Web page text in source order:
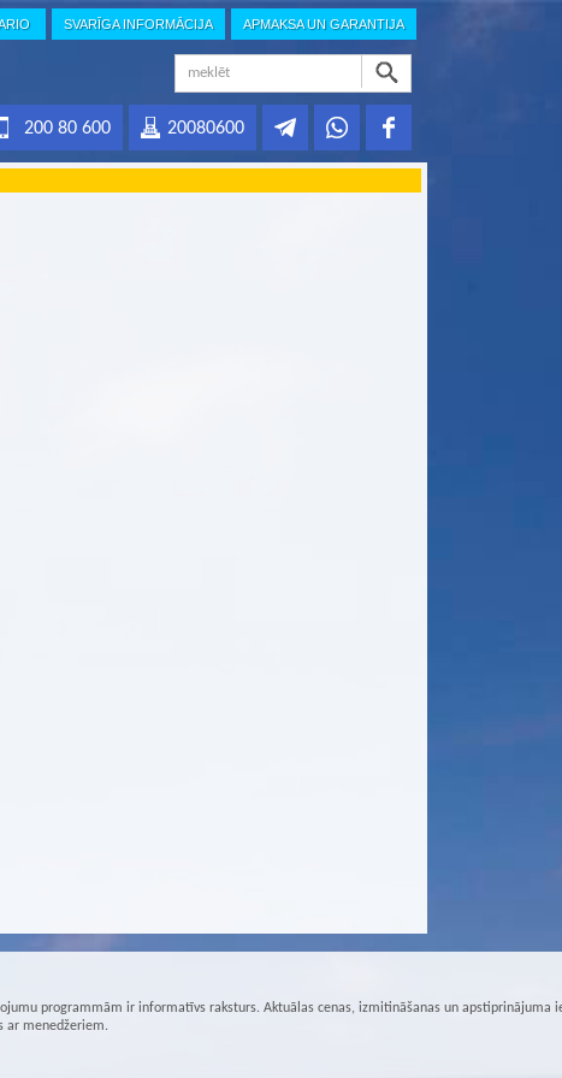
SVARĪGA INFORMĀCIJA APMAKSA UN GARANTIJA
20080600
200 80 600
programmām ir informatīvs raksturs. Aktuālas cenas, izmitināšanas un apstiprinājuma
ar menedžeriem.